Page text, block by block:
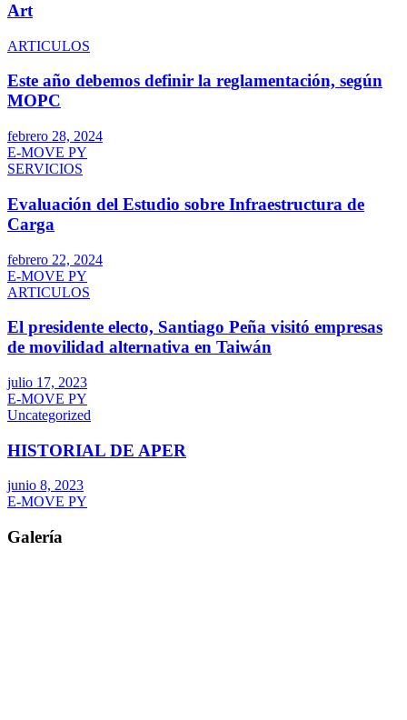
Art
ARTICULOS
Este año debemos definir la reglamentación, según
MOPC
febrero 28, 2024
E-MOVE PY
SERVICIOS
Evaluación del Estudio sobre Infraestructura de
Carga
febrero 22, 2024
E-MOVE PY
ARTICULOS
El presidente electo, Santiago Peña visitó empresas
de movilidad alternativa en Taiwán
julio 17, 2023
E-MOVE PY
Uncategorized
HISTORIAL DE APER
junio 8, 2023
E-MOVE PY
Galería